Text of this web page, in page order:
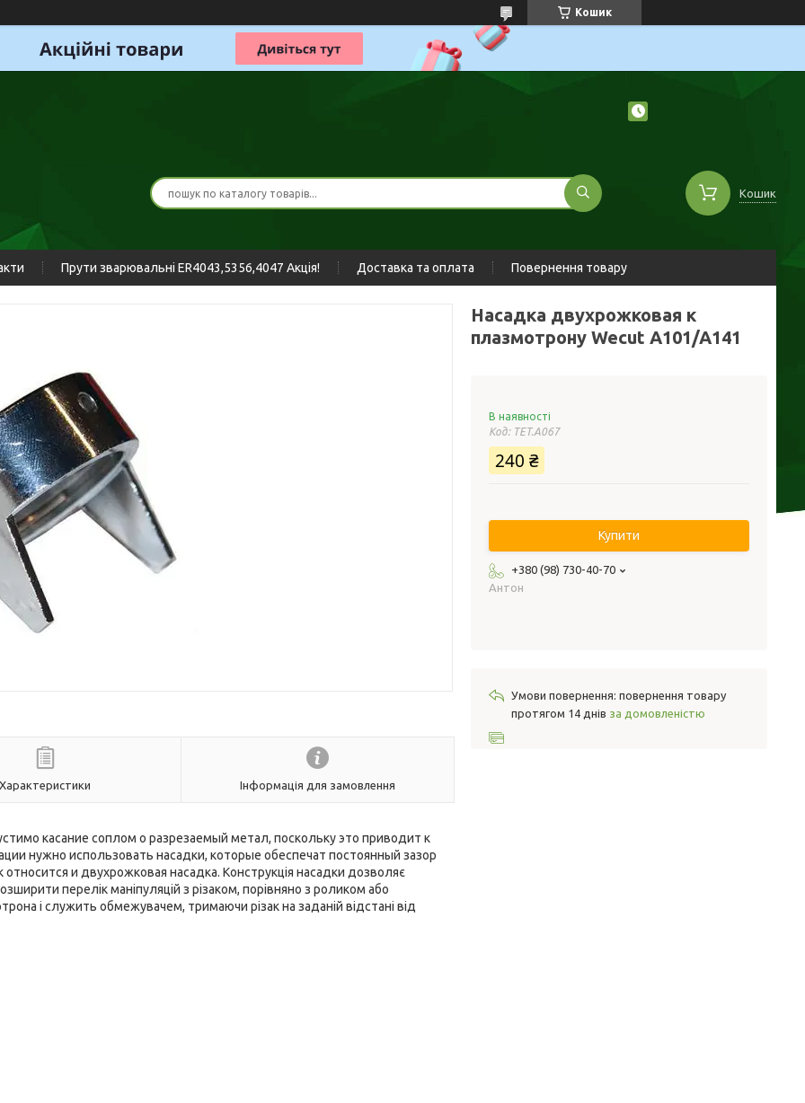
Кошик
Кошик
Прути зварювальні ER4043,5356,4047 Акція! Доставка та оплата Повернення товару
Характеристики Інформація для замовлення
касание соплом о разрезаемый метал, поскольку это приводит к
нужно использовать насадки, которые обеспечат постоянный зазор
и двухрожковая насадка. Конструкція насадки дозволяє
перелік маніпуляцій з різаком, порівняно з роликом або
і служить обмежувачем, тримаючи різак на заданій відстані від
Насадка двухрожковая к
плазмотрону Wecut A101/A141
В наявності
Код: TET.A067
240 ₴
Купити
+380 (98) 730-40-70
Антон
повернення товару
протягом 14 днів за домовленістю